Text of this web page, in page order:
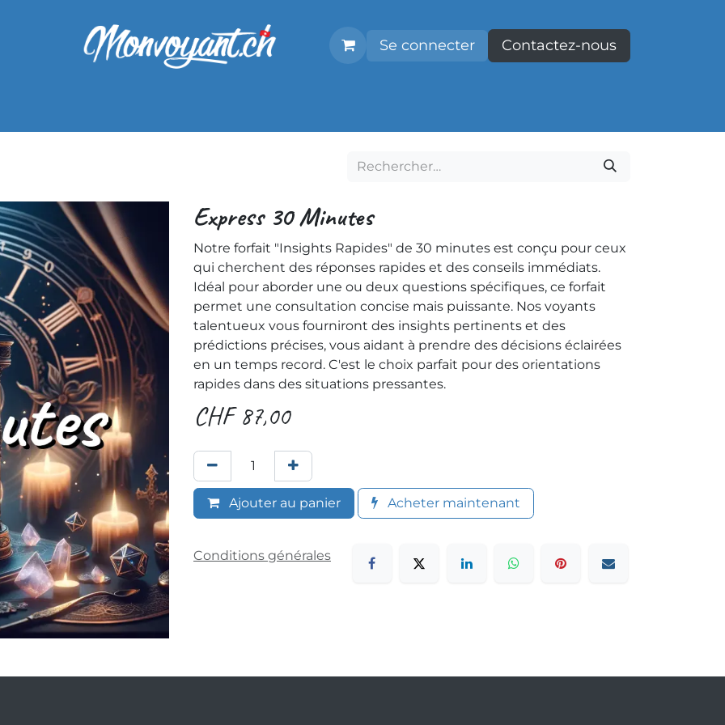
Se connecter Contactez-nous
Express 30 Minutes
Notre forfait "Insights Rapides" de 30 minutes est conçu pour ceux
qui cherchent des réponses rapides et des conseils immédiats.
Idéal pour aborder une ou deux questions spécifiques, ce forfait
permet une consultation concise mais puissante. Nos voyants
talentueux vous fourniront des insights pertinents et des
prédictions précises, vous aidant à prendre des décisions éclairées
en un temps record. C'est le choix parfait pour des orientations
rapides dans des situations pressantes.
CHF87,00
Ajouter au panier Acheter maintenant
Conditions générales